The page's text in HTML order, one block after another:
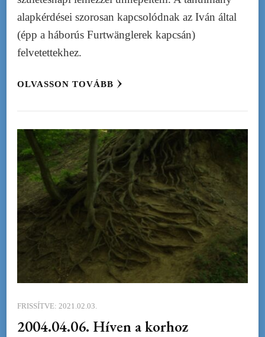
alapkérdései szorosan kapcsolódnak az Iván által
(épp a háborús Furtwänglerek kapcsán)
felvetettekhez.
OLVASSON TOVÁBB
FRISSÍTVE: 2021.02.03.
2004.04.06. Híven a korhoz